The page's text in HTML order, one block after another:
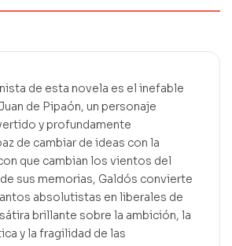
de esta novela es el inefable
de Pipaón, un personaje
y profundamente
de cambiar de ideas con la
que cambian los vientos del
sus memorias, Galdós convierte
absolutistas en liberales de
brillante sobre la ambición, la
y la fragilidad de las